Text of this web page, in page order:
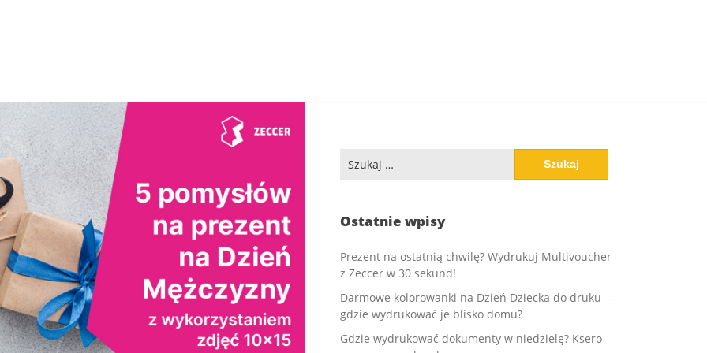
Szukaj:
Ostatnie wpisy
Prezent na ostatnią chwilę? Wydrukuj Multivoucher
z Zeccer w 30 sekund!
Darmowe kolorowanki na Dzień Dziecka do druku —
gdzie wydrukować je blisko domu?
Gdzie wydrukować dokumenty w niedzielę? Ksero